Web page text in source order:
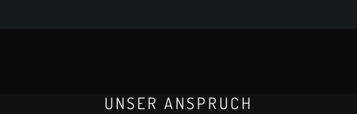
UNSER ANSPRUCH